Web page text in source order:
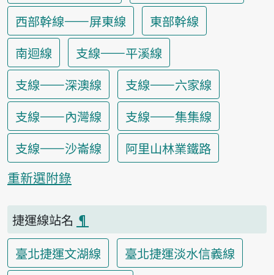
西部幹線——屏東線
東部幹線
南迴線
支線——平溪線
支線——深澳線
支線——六家線
支線——內灣線
支線——集集線
支線——沙崙線
阿里山林業鐵路
重新選附錄
捷運線站名 ¶
臺北捷運文湖線
臺北捷運淡水信義線